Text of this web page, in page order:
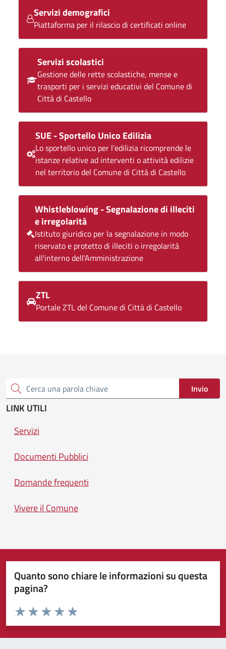
Servizi demografici
Piattaforma per il rilascio di certificati online
Servizi scolastici
Gestione delle rette scolastiche, mense e
trasporti per i servizi educativi del Comune di
Città di Castello
SUE - Sportello Unico Edilizia
Lo sportello unico per l'edilizia ricomprende le
istanze relative ad interventi o attività edilizie
nel territorio del Comune di Città di Castello
Whistleblowing - Segnalazione di illeciti
e irregolarità
Istituto giuridico per la segnalazione in modo
riservato e protetto di illeciti o irregolarità
all'interno dell'Amministrazione
ZTL
Portale ZTL del Comune di Città di Castello
Cerca una parola chiave Invio
LINK UTILI
Servizi
Documenti Pubblici
Domande frequenti
Vivere il Comune
Quanto sono chiare le informazioni su questa
pagina?
Valuta da 1 a 5 stelle la pagina
Valuta 5 stelle su 5
Valuta 4 stelle su 5
Valuta 3 stelle su 5
Valuta 2 stelle su 5
Valuta 1 stelle su 5